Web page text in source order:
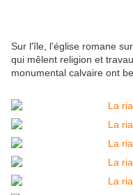
Sur l'île, l'église romane
qui mêlent religion et
monumental calvaire ont